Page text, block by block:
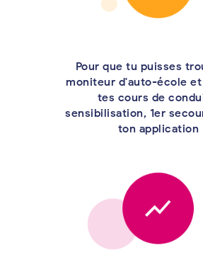
Pour que tu puisses
moniteur d'auto-école
tes cours de
sensibilisation, 1er
ton application